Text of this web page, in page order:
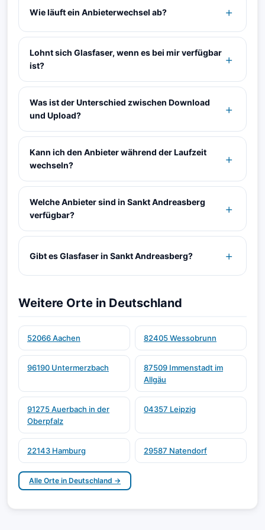
Wie läuft ein Anbieterwechsel ab?
Lohnt sich Glasfaser, wenn es bei mir verfügbar
ist?
Was ist der Unterschied zwischen Download
und Upload?
Kann ich den Anbieter während der Laufzeit
wechseln?
Welche Anbieter sind in Sankt Andreasberg
verfügbar?
Gibt es Glasfaser in Sankt Andreasberg?
Weitere Orte in Deutschland
52066 Aachen 82405 Wessobrunn
96190 Untermerzbach
87509 Immenstadt im
Allgäu
91275 Auerbach in der
Oberpfalz
04357 Leipzig
22143 Hamburg 29587 Natendorf
Alle Orte in Deutschland →